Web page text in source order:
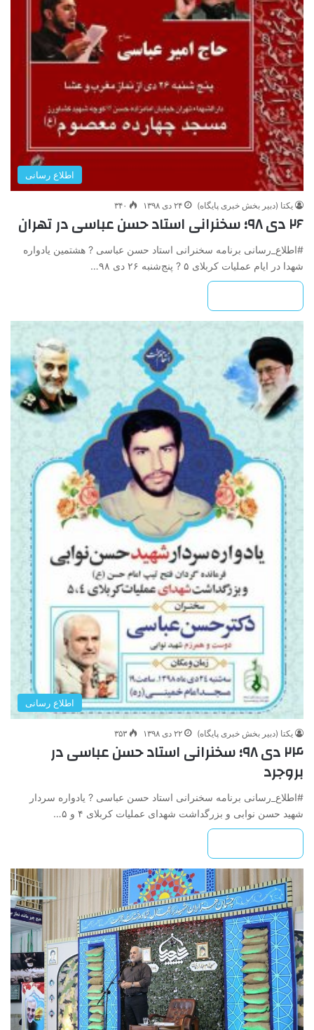
اطلاع رسانی
یکتا (دبیر بخش خبری پایگاه) ۲۴ دی ۱۳۹۸ ۳۴۰
۲۶ دی ۹۸؛ سخنرانی استاد حسن عباسی در تهران
#اطلاع_رسانی برنامه سخنرانی استاد حسن عباسی ? هشتمین یادواره
شهدا در ایام عملیات کربلای ۵ ? پنج‌شنبه ۲۶ دی ۹۸…
اطلاع رسانی
یکتا (دبیر بخش خبری پایگاه) ۲۲ دی ۱۳۹۸ ۳۵۳
۲۴ دی ۹۸؛ سخنرانی استاد حسن عباسی در
بروجرد
#اطلاع_رسانی برنامه سخنرانی استاد حسن عباسی ? یادواره سردار
شهید حسن نوابی و بزرگداشت شهدای عملیات کربلای ۴ و ۵…